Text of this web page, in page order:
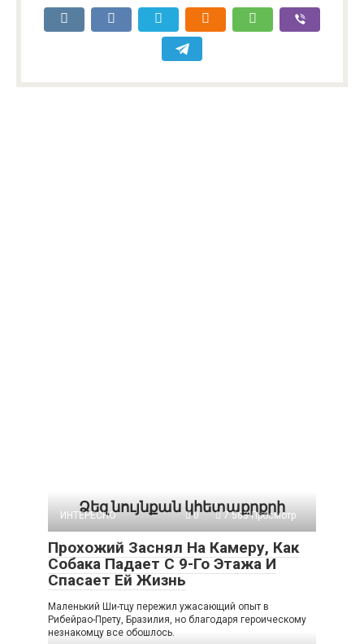
Ձեզ նույնքան կհետաքրքրի
ИНТЕРЕСНО 0 7 583 Просмотр
Прохожий Заснял На Камеру, Как
Собака Падает С 9-Го Этажа И
Спасает Ей Жизнь
Маленький Ши-тцу пережил ужасающий опыт в
Рибейрао-Прету, Бразилия, но благодаря героическому
незнакомцу все обошлось.